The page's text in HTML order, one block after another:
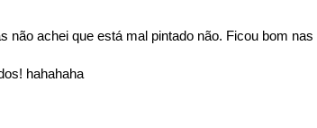
não achei que está mal pintado não. Ficou bom nas
hahahaha